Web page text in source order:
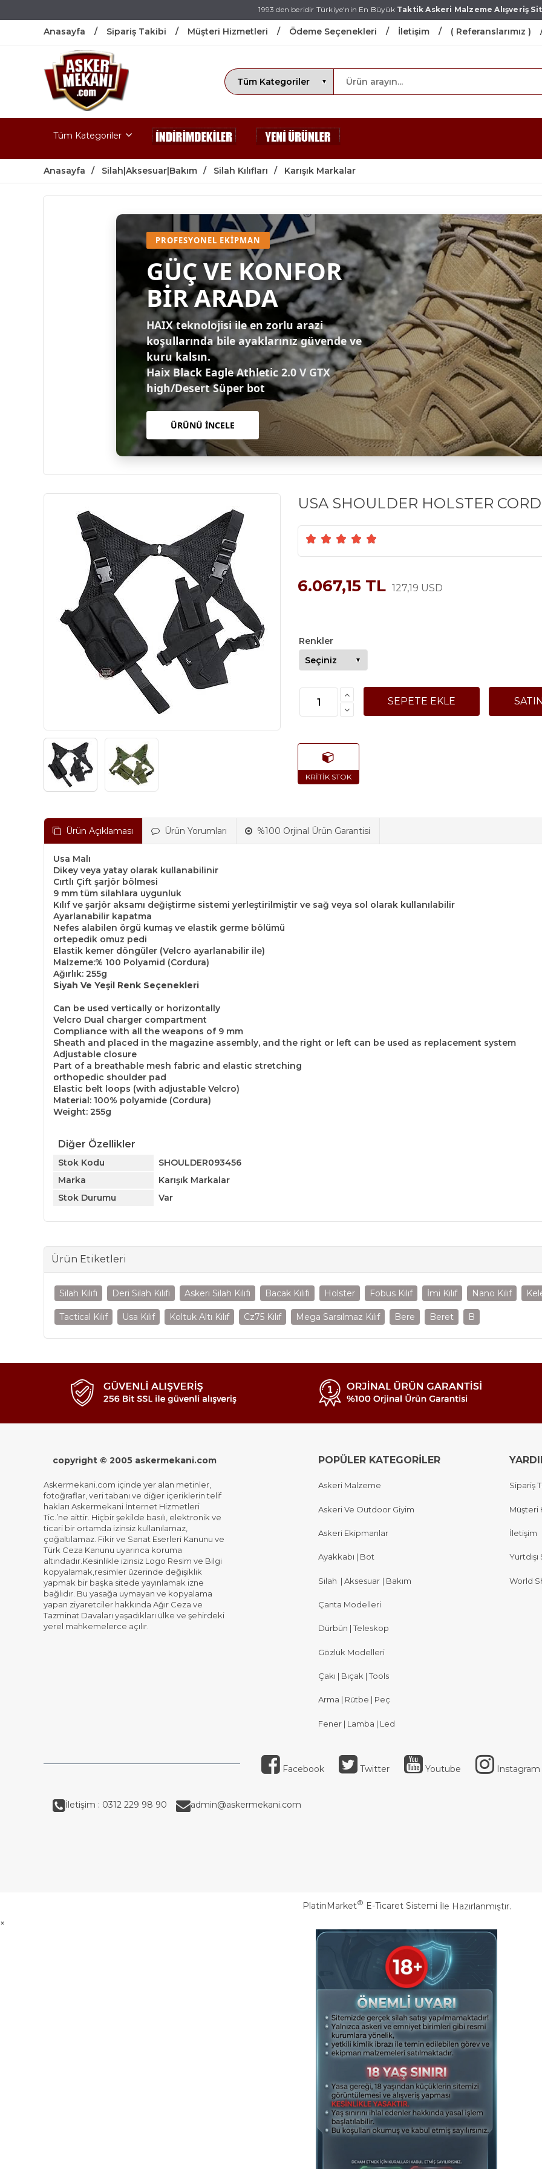
1993 den beridir Türkiye'nin En BüyükTaktik Askeri Malzeme Alışveriş
Anasayfa Sipariş Takibi Müşteri Hizmetleri Ödeme Seçenekleri İletişim ( Referanslarımız )
Tüm Kategoriler
Anasayfa Silah|Aksesuar|Bakım Silah Kılıfları Karışık Markalar
PROFESYONEL EKIPMAN
GÜÇ VE KONFOR
BİR ARADA
HAIX teknolojisi ile en zorlu arazi
koşullarında bile ayaklarınız güvende ve
kuru kalsın.
Haix Black Eagle Athletic 2.0 V GTX
high/Desert Süper bot
ÜRÜNÜ İNCELE
USA SHOULDER HOLSTER
6.067,15 TL 127,19 USD
Renkler
Ürün Açıklaması Ürün Yorumları %100 Orjinal Ürün Garantisi
Usa Malı
Dikey veya yatay olarak kullanabilinir
Cırtlı Çift şarjör bölmesi
9 mm tüm silahlara uygunluk
Kılıf ve şarjör aksamı değiştirme sistemi yerleştirilmiştir ve sağ veya sol olarak kullanılabilir
Ayarlanabilir kapatma
Nefes alabilen örgü kumaş ve elastik germe bölümü
ortepedik omuz pedi
Elastik kemer döngüler (Velcro ayarlanabilir ile)
Malzeme:% 100 Polyamid (Cordura)
Ağırlık: 255g
Siyah Ve Yeşil Renk Seçenekleri
Can be used vertically or horizontally
Velcro Dual charger compartment
Compliance with all the weapons of 9 mm
Sheath and placed in the magazine assembly, and the right or left can be used as replacement system
Adjustable closure
Part of a breathable mesh fabric and elastic stretching
orthopedic shoulder pad
Elastic belt loops (with adjustable Velcro)
Material: 100% polyamide (Cordura)
Weight: 255g
Diğer Özellikler
Stok Kodu
SHOULDER093456
Marka
Karışık Markalar
Stok Durumu
Var
Ürün Etiketleri
Silah Kılıfı Deri Silah Kılıfı Askeri Silah Kılıfı Bacak Kılıfı Holster Fobus Kılıf İmi Kılıf Nano Kılıf
Tactical Kılıf Usa Kılıf Koltuk Altı Kılıf Cz75 Kılıf Mega Sarsılmaz Kılıf Bere Beret B
copyright © 2005 askermekani.com
Askermekani.com içinde yer alan metinler,
fotoğraflar, veri tabanı ve diğer içeriklerin telif
hakları Askermekani İnternet Hizmetleri
Tic.’ne aittir. Hiçbir şekilde basılı, elektronik ve
ticari bir ortamda izinsiz kullanılamaz,
çoğaltılamaz. Fikir ve Sanat Eserleri Kanunu ve
Türk Ceza Kanunu uyarınca koruma
altındadır.Kesinlikle izinsiz Logo Resim ve Bilgi
kopyalamak,resimler üzerinde değişiklik
yapmak bir başka sitede yayınlamak izne
bağlıdır. Bu yasağa uymayan ve kopyalama
yapan ziyaretciler hakkında Ağır Ceza ve
Tazminat Davaları yaşadıkları ülke ve şehirdeki
yerel mahkemelerce açılır.
POPÜLER KATEGORİLER
Askeri Malzeme
Askeri Ve Outdoor Giyim
Askeri Ekipmanlar
Ayakkabı | Bot
Silah | Aksesuar | Bakım
Çanta Modelleri
Dürbün | Teleskop
Gözlük Modelleri
Çakı | Bıçak | Tools
Arma | Rütbe | Peç
Fener | Lamba | Led
Sipariş
Müşteri
İletişim
World
Facebook Twitter Youtube Instagram
İletişim : 0312 229 98 90 admin@askermekani.com
PlatinMarket® E-Ticaret Sistemi İle Hazırlanmıştır.
×